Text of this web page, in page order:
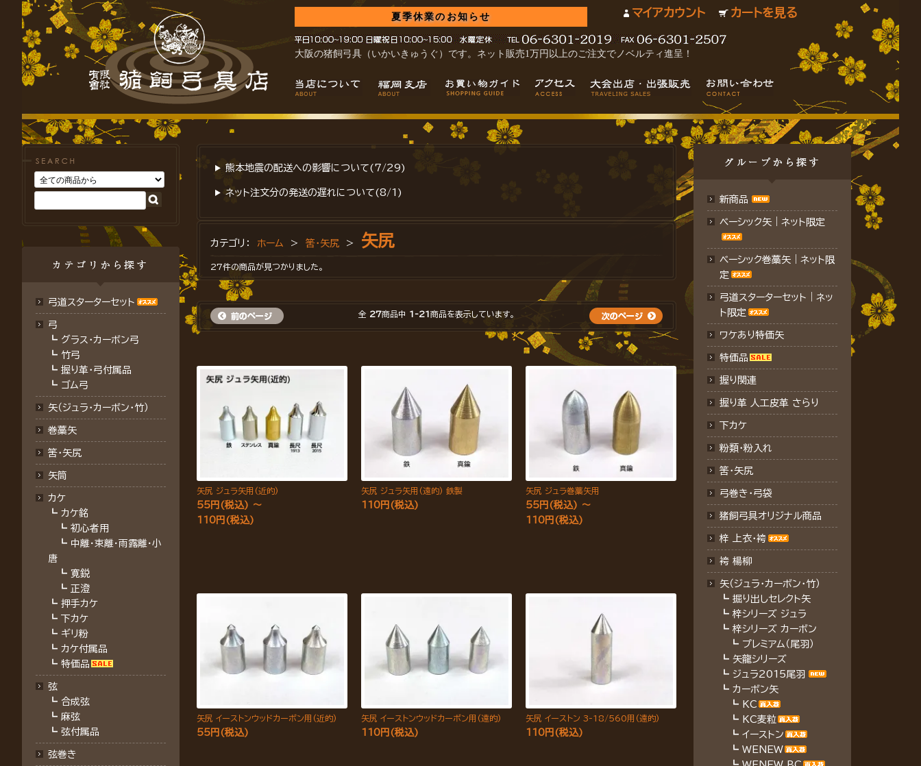
マイアカウント カートを見る
夏季休業のお知らせ
大阪の猪飼弓具（いかいきゅうぐ）です。ネット販売1万円以上のご注文でノベルティ進呈！
弓道スターターセット
弓
┗ グラス・カーボン弓
┗ 竹弓
┗ 握り革・弓付属品
┗ ゴム弓
矢（ジュラ･カーボン･竹）
巻藁矢
筈･矢尻
矢筒
カケ
┗ カケ銘
┗ 初心者用
┗ 中離・束離・雨露離・小
唐
┗ 寛鋭
┗ 正澄
┗ 押手カケ
┗
下カケ
┗ ギリ粉
┗ カケ付属品
┗ 特価品
弦
┗ 合成弦
┗ 麻弦
┗ 弦付属品
弦巻き
熊本地震の配送への影響について(7/29)
ネット注文分の発送の遅れについて(8/1)
カテゴリ： ホーム > 筈･矢尻 > 矢尻
27件の商品が見つかりました。
全 27商品中 1-21商品を表示しています。
矢尻 ジュラ矢用(近的)
55円(税込) ～
110円(税込)
矢尻 ジュラ矢用(遠的) 鉄製
110円(税込)
矢尻 ジュラ巻藁矢用
55円(税込) ～
110円(税込)
矢尻 イーストンウッドカーボン用(近的)
55円(税込)
矢尻 イーストンウッドカーボン用(遠的)
110円(税込)
矢尻 イーストン 3-18/560用(遠的)
110円(税込)
新商品
ベーシック矢｜ネット限定
ベーシック巻藁矢｜ネット限
定
弓道スターターセット｜ネッ
ト限定
ワケあり特価矢
特価品
握り関連
握り革 人工皮革 さらり
下カケ
粉類・粉入れ
筈・矢尻
弓巻き・弓袋
猪飼弓具オリジナル商品
梓 上衣･袴
袴 楊柳
矢（ジュラ･カーボン・竹）
┗ 掘り出しセレクト矢
┗ 梓シリーズ ジュラ
┗ 梓シリーズ カーボン
┗ プレミアム（尾羽）
┗ 矢龍シリーズ
┗ ジュラ2015尾羽
┗ カーボン矢
┗ KC
┗ KC麦粒
┗ イーストン
┗ WENEW